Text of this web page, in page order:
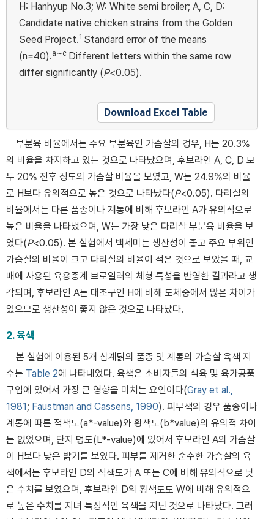
H: Hanhyup No.3; W: White semi broiler; A, C, D:
Candidate native chicken strains from the Golden
Seed Project.1 Standard error of the means
(n=40).a∼c Different letters within the same row
differ significantly (P<0.05).
Download Excel Table
부분육 비율에서는 주요 부분육인 가슴살의 경우, H는 20.3%
의 비율을 차지하고 있는 것으로 나타났으며, 후보라인 A, C, D 모
두 20% 전후 정도의 가슴살 비율을 보였고, W는 24.9%의 비율
로 H보다 유의적으로 높은 것으로 나타났다(P<0.05). 다리살의
비율에서는 다른 품종이나 계통에 비해 후보라인 A가 유의적으로
높은 비율을 나타냈으며, W는 가장 낮은 다리살 부분육 비율을 보
였다(P<0.05). 본 실험에서 백세미는 생산성이 좋고 주요 부위인
가슴살의 비율이 크고 다리살의 비율이 적은 것으로 보았을 때, 교
배에 사용된 육용종계 브로일러의 체형 특성을 반영한 결과라고 생
각되며, 후보라인 A는 대조구인 H에 비해 도체중에서 많은 차이가
있으므로 생산성이 좋지 않은 것으로 나타났다.
2. 육색
본 실험에 이용된 5개 삼계닭의 품종 및 계통의 가슴살 육색 지
수는 Table 2에 나타내었다. 육색은 소비자들의 식육 및 육가공품
구입에 있어서 가장 큰 영향을 미치는 요인이다(Gray et al.,
1981; Faustman and Cassens, 1990). 피부색의 경우 품종이나
계통에 따른 적색도(a*-value)와 황색도(b*value)의 유의적 차이
는 없었으며, 단지 명도(L*-value)에 있어서 후보라인 A의 가슴살
이 H보다 낮은 밝기를 보였다. 피부를 제거한 순수한 가슴살의 육
색에서는 후보라인 D의 적색도가 A 또는 C에 비해 유의적으로 낮
은 수치를 보였으며, 후보라인 D의 황색도도 W에 비해 유의적으
로 높은 수치를 지녀 특징적인 육색을 지닌 것으로 나타났다. 그러